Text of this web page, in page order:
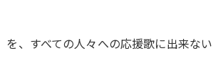
を、すべての人々への応援歌に出来ない